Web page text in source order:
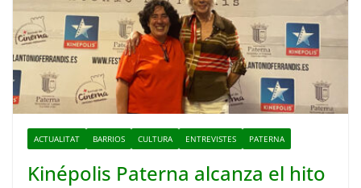
ACTUALITAT BARRIOS CULTURA ENTREVISTES PATERNA
Kinépolis Paterna alcanza el hito